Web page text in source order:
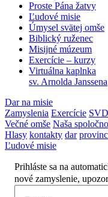
Proste Pána žatvy
Ľudové misie
Úmysel svätej omše
Biblický ruženec
Misijné múzeum
Exercície – kurzy
Virtuálna kaplnka
sv. Arnolda Janssena
Dar na misie
Zamyslenia Exercície SVD
Večné omše Naša
Hlasy kontakty dar
Ľudové misie
Prihláste sa na
nové zamyslenie,